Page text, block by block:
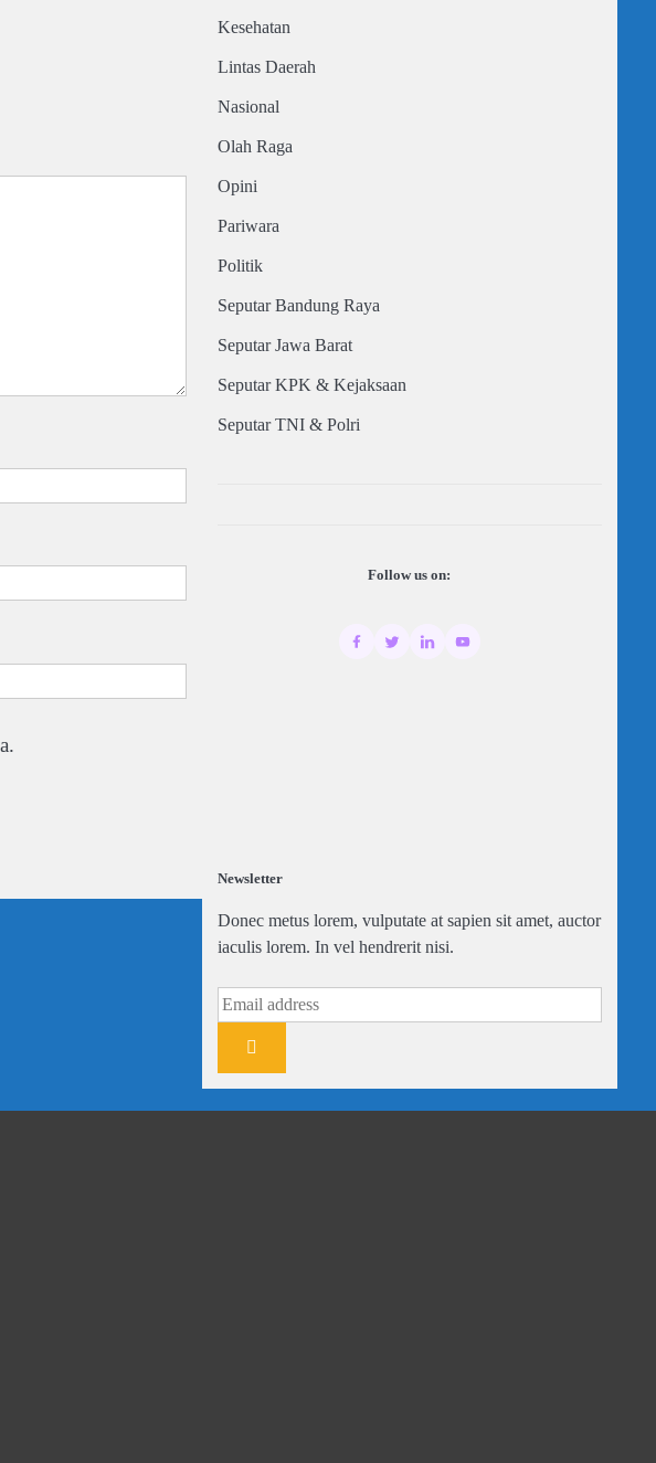
Kesehatan
Lintas Daerah
Nasional
Olah Raga
Opini
Pariwara
Politik
Seputar Bandung Raya
Seputar Jawa Barat
Seputar KPK & Kejaksaan
Seputar TNI & Polri
Follow us on:
Newsletter
Donec metus lorem, vulputate at sapien sit amet, auctor
iaculis lorem. In vel hendrerit nisi.